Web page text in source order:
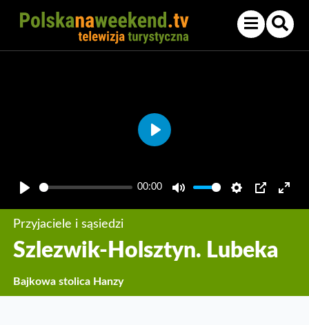
00:00
Play
Przyjaciele i sąsiedzi
Szlezwik-Holsztyn. Lubeka
Bajkowa stolica Hanzy